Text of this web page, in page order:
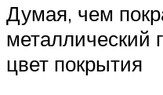
Думая, чем
металлический
цвет покрытия